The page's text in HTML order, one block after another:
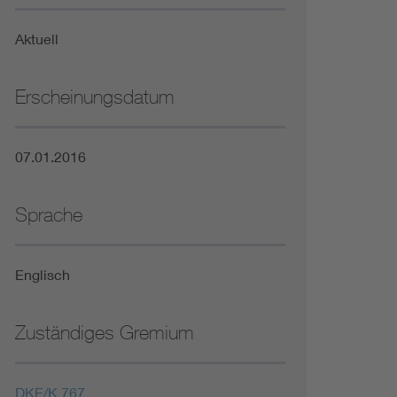
Aktuell
Erscheinungsdatum
07.01.2016
Sprache
Englisch
Zuständiges Gremium
DKE/K 767